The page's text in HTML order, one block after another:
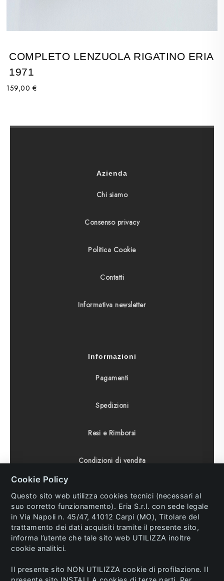
COMPLETO LENZUOLA RIGATINO ERIA
1971
159,00 €
Azienda
Chi siamo
Consenso privacy
Politica Cookie
Contatti
Informativa newsletter
Informazioni
Pagamenti
Spedizioni
Resi e Rimborsi
Condizioni di vendita
© 2023 Eria s.r.l. All Rights Reserved. P.IVA and C.F.
Info:
ecommerce@eria.it Area Riservata
/
Ordini sul Pronto/ Made byMpstyle
Cookie Policy
Questo sito web utilizza cookies tecnici (necessari al
suo corretto funzionamento). Eria S.r.l. con sede legale
in Via Napoli n. 45/47, 41012 Carpi (MO), Titolare del
trattamento dei dati acquisiti tramite il presente sito,
informa l’utente che tale sito web UTILIZZA inoltre
cookie analitici.
Il presente sito NON UTILIZZA cookie di profilazione. Il